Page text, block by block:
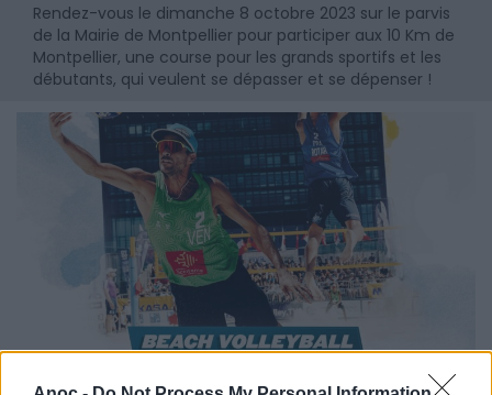
Rendez-vous le dimanche 8 octobre 2023 sur le parvis
de la Mairie de Montpellier pour participer aux 10 Km de
Montpellier, une course pour les grands sportifs et les
débutants, qui veulent se dépasser et se dépenser !